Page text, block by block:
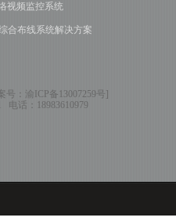
络视频监控系统
合布线系统解决方案
号： 渝ICP备13007259号]
电话： 18983610979